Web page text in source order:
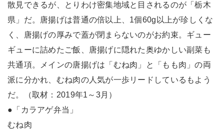
散見できるが、とりわけ密集地域と目されるのが「栃木
県」だ。唐揚げは普通の倍以上、1個60g以上が珍しくな
く、唐揚げの厚みで蓋が閉まらないのがお約束。ギュー
ギューに詰めたご飯、唐揚げに隠れた奥ゆかしい副菜も
共通項。メインの唐揚げは「むね肉」と「もも肉」の両
派に分かれ、むね肉の人気が一歩リードしているもよう
だ。（取材：2019年1～3月）
●「カラアゲ弁当」
むね肉